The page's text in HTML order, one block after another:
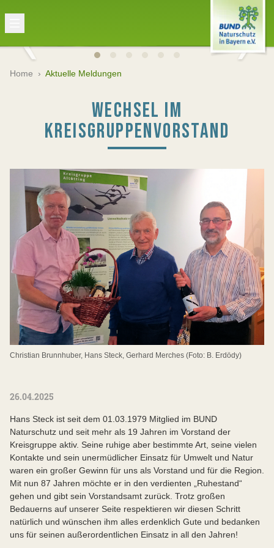
Home › Aktuelle Meldungen
WECHSEL IM
KREISGRUPPENVORSTAND
Christian Brunnhuber, Hans Steck, Gerhard Merches (Foto: B. Erdödy)
26.04.2025
Hans Steck ist seit dem 01.03.1979 Mitglied im BUND
Naturschutz und seit mehr als 19 Jahren im Vorstand der
Kreisgruppe aktiv. Seine ruhige aber bestimmte Art, seine vielen
Kontakte und sein unermüdlicher Einsatz für Umwelt und Natur
waren ein großer Gewinn für uns als Vorstand und für die Region.
Mit nun 87 Jahren möchte er in den verdienten „Ruhestand“
gehen und gibt sein Vorstandsamt zurück. Trotz großen
Bedauerns auf unserer Seite respektieren wir diesen Schritt
natürlich und wünschen ihm alles erdenklich Gute und bedanken
uns für seinen außerordentlichen Einsatz in all den Jahren!